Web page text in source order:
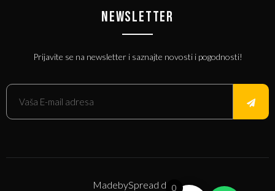
NEWSLETTER
Prijavite se na newsletter i saznajte novosti i pogodnosti!
MadebySpread d.o.o.
0